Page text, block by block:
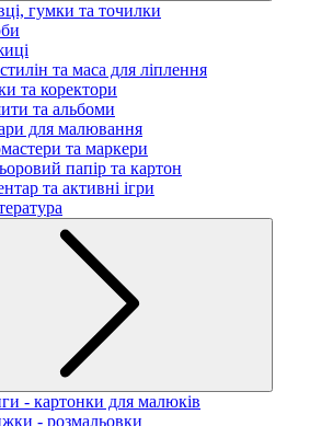
гумки та точилки
та маса для ліплення
та коректори
та альбоми
для малювання
та маркери
папір та картон
та активні ігри
- картонки для малюків
- розмальовки